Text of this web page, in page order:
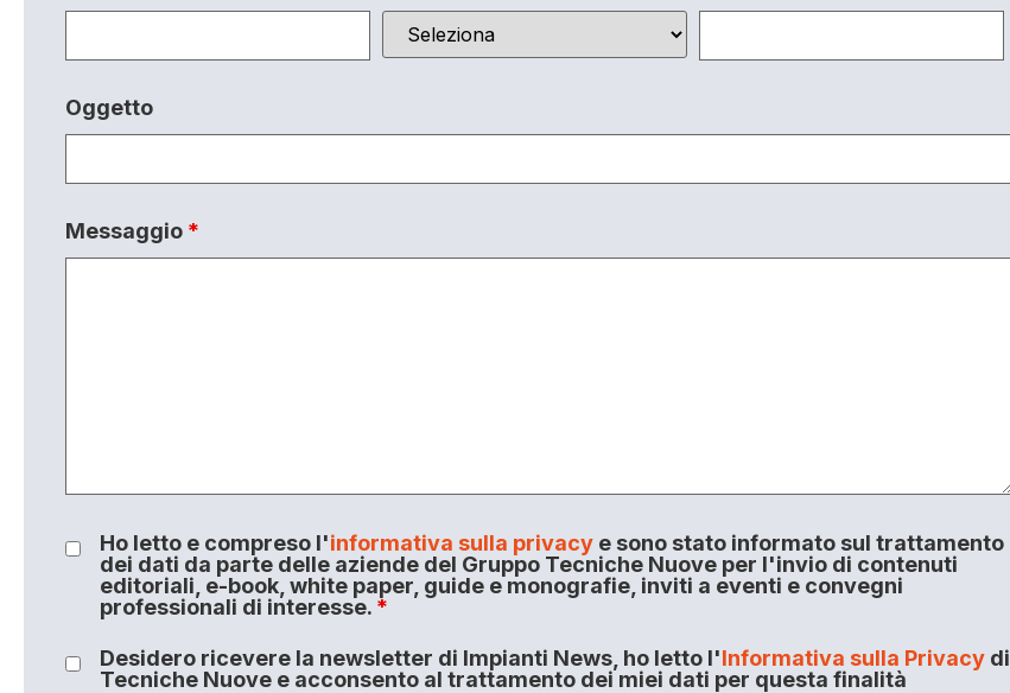
Oggetto
Messaggio *
Ho letto e compreso l'informativa sulla privacye sono stato informato sul trattamento
dei dati da parte delle aziende del Gruppo Tecniche Nuove per l'invio di contenuti
editoriali, e-book, white paper, guide e monografie, inviti a eventi e convegni
professionali di interesse. *
Desidero ricevere la newsletter di Impianti News, ho letto l'Informativa sulla Privacydi
Tecniche Nuove e acconsento al trattamento dei miei dati per questa finalità